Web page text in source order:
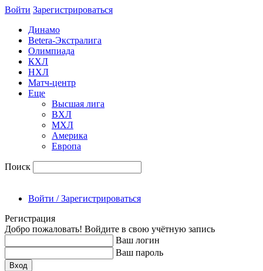
Войти Зарегиcтрироваться
Динамо
Betera-Экстралига
Олимпиада
КХЛ
НХЛ
Матч-центр
Еще
Высшая лига
ВХЛ
МХЛ
Америка
Европа
Поиск
Войти / Зарегистрироваться
Регистрация
Добро пожаловать! Войдите в свою учётную запись
Ваш логин
Ваш пароль